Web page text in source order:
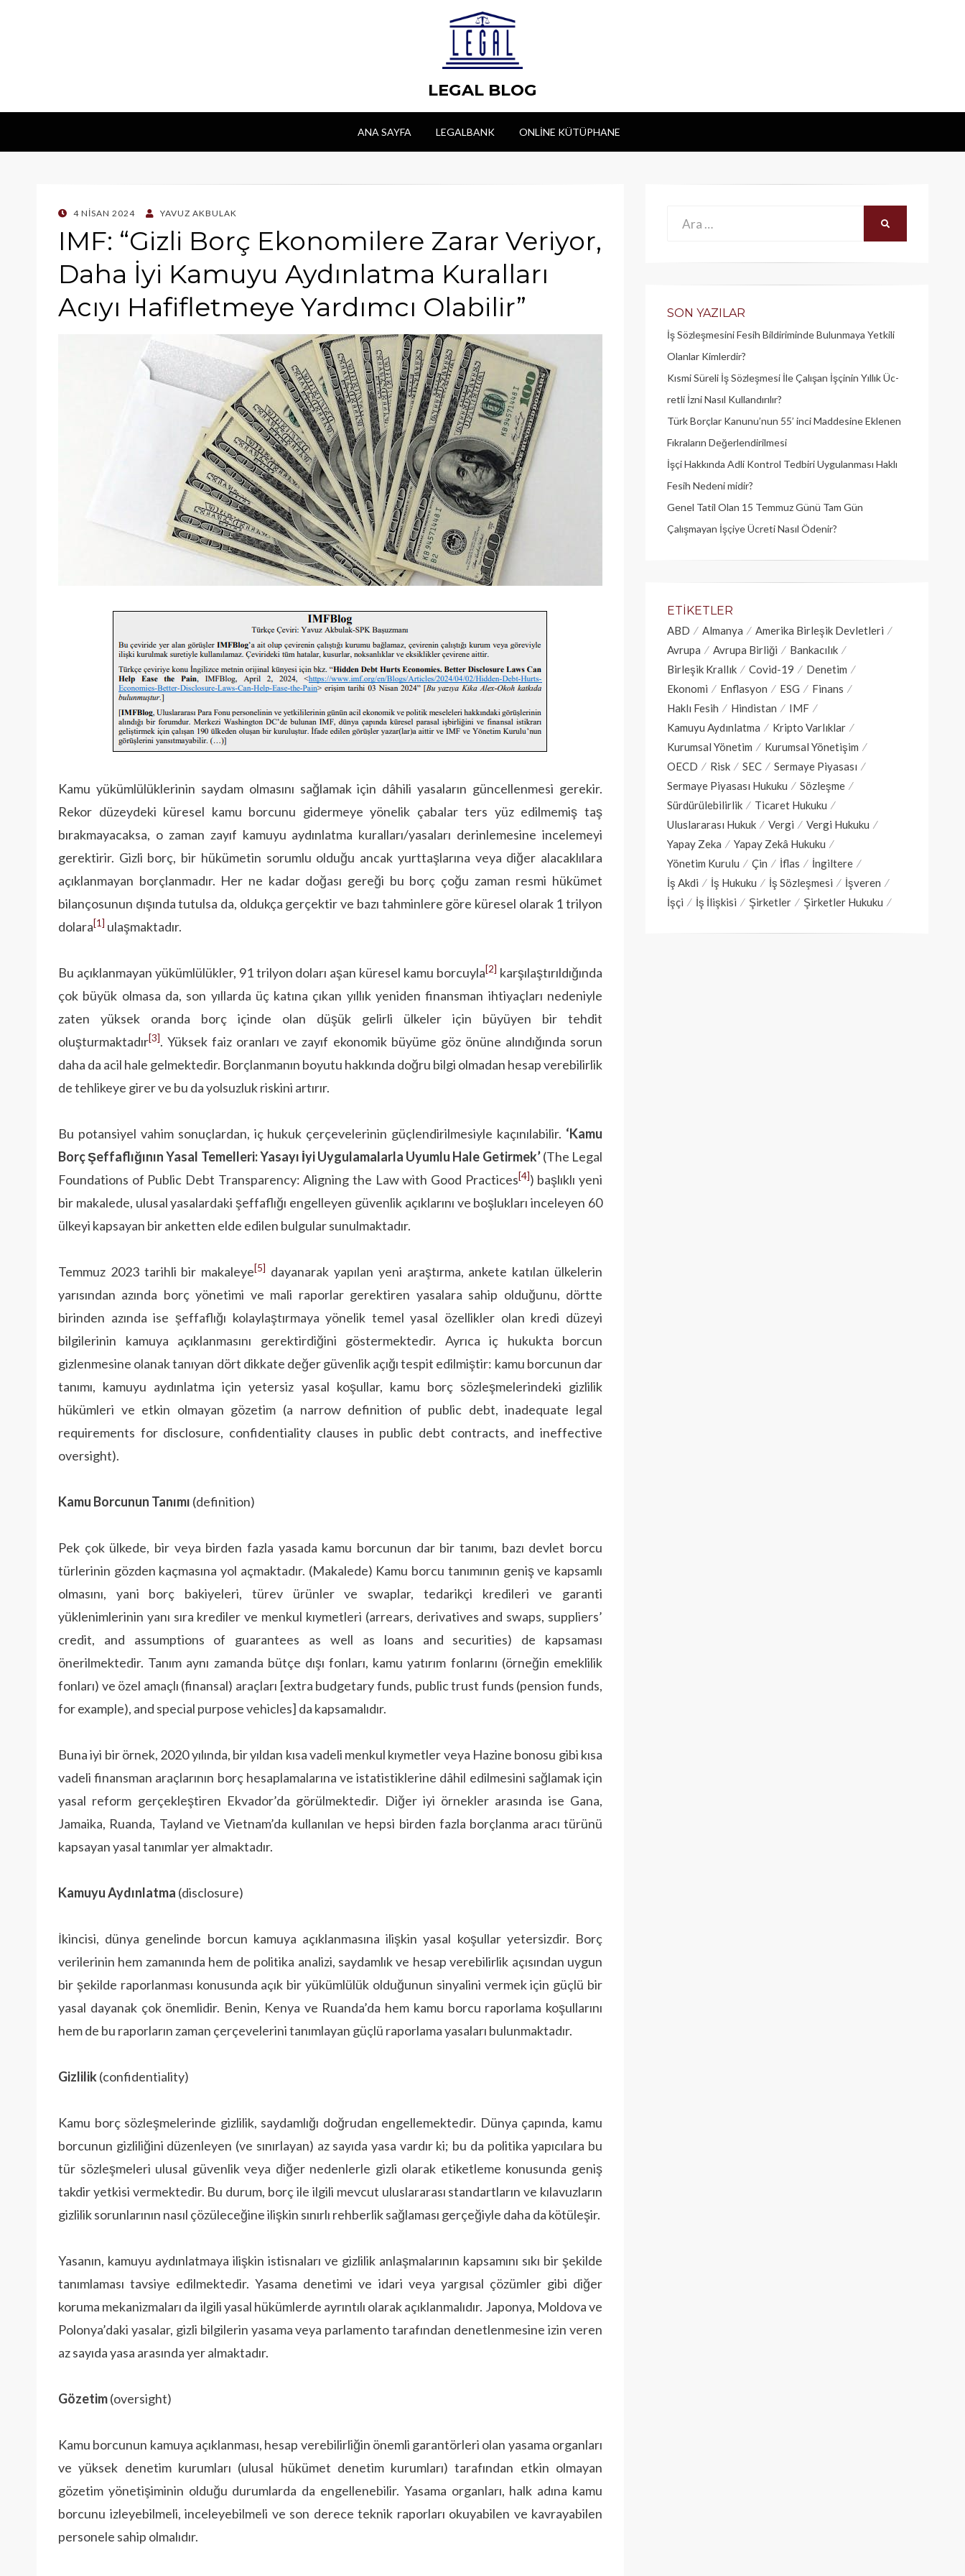
LEGAL BLOG
ANA SAYFA LEGALBANK ONLINE KÜTÜPHANE
POSTED
4 NISAN 2024 YAVUZ AKBULAK
IMF: “Gizli Borç Ekonomilere Zarar Veriyor,
Daha İyi Kamuyu Aydınlatma Kuralları
Acıyı Hafifletmeye Yardımcı Olabilir”
Kamu yükümlülüklerinin saydam olmasını sağlamak için dâhili yasaların güncellenmesi gerekir.
Rekor düzeydeki küresel kamu borcunu gidermeye yönelik çabalar ters yüz edilmemiş taş
bırakmayacaksa, o zaman zayıf kamuyu aydınlatma kuralları/yasaları derinlemesine incelemeyi
gerektirir. Gizli borç, bir hükümetin sorumlu olduğu ancak yurttaşlarına veya diğer alacaklılara
açıklanmayan borçlanmadır. Her ne kadar doğası gereği bu borç çoğu zaman resmi hükümet
bilançosunun dışında tutulsa da, oldukça gerçektir ve bazı tahminlere göre küresel olarak 1 trilyon
dolara[1] ulaşmaktadır.
Bu açıklanmayan yükümlülükler, 91 trilyon doları aşan küresel kamu borcuyla[2] karşılaştırıldığında
çok büyük olmasa da, son yıllarda üç katına çıkan yıllık yeniden finansman ihtiyaçları nedeniyle
zaten yüksek oranda borç içinde olan düşük gelirli ülkeler için büyüyen bir tehdit
oluşturmaktadır[3]. Yüksek faiz oranları ve zayıf ekonomik büyüme göz önüne alındığında sorun
daha da acil hale gelmektedir. Borçlanmanın boyutu hakkında doğru bilgi olmadan hesap verebilirlik
de tehlikeye girer ve bu da yolsuzluk riskini artırır.
Bu potansiyel vahim sonuçlardan, iç hukuk çerçevelerinin güçlendirilmesiyle kaçınılabilir. ‘Kamu
Borç Şeffaflığının Yasal Temelleri: Yasayı İyi Uygulamalarla Uyumlu Hale Getirmek’(The Legal
Foundations of Public Debt Transparency: Aligning the Law with Good Practices[4]) başlıklı yeni
bir makalede, ulusal yasalardaki şeffaflığı engelleyen güvenlik açıklarını ve boşlukları inceleyen 60
ülkeyi kapsayan bir anketten elde edilen bulgular sunulmaktadır.
Temmuz 2023 tarihli bir makaleye[5]
dayanarak yapılan yeni araştırma, ankete katılan ülkelerin
yarısından azında borç yönetimi ve mali raporlar gerektiren yasalara sahip olduğunu, dörtte
birinden azında ise şeffaflığı kolaylaştırmaya yönelik temel yasal özellikler olan kredi düzeyi
bilgilerinin kamuya açıklanmasını gerektirdiğini göstermektedir. Ayrıca iç hukukta borcun
gizlenmesine olanak tanıyan dört dikkate değer güvenlik açığı tespit edilmiştir: kamu borcunun dar
tanımı, kamuyu aydınlatma için yetersiz yasal koşullar, kamu borç sözleşmelerindeki gizlilik
hükümleri ve etkin olmayan gözetim (a narrow definition of public debt, inadequate legal
requirements for disclosure, confidentiality clauses in public debt contracts, and ineffective
oversight).
Kamu Borcunun Tanımı (definition)
Pek çok ülkede, bir veya birden fazla yasada kamu borcunun dar bir tanımı, bazı devlet borcu
türlerinin gözden kaçmasına yol açmaktadır. (Makalede) Kamu borcu tanımının geniş ve kapsamlı
olmasını, yani borç bakiyeleri, türev ürünler ve swaplar, tedarikçi kredileri ve garanti
yüklenimlerinin yanı sıra krediler ve menkul kıymetleri (arrears, derivatives and swaps, suppliers’
credit, and assumptions of guarantees as well as loans and securities) de kapsaması
önerilmektedir. Tanım aynı zamanda bütçe dışı fonları, kamu yatırım fonlarını (örneğin emeklilik
fonları) ve özel amaçlı (finansal) araçları [extra budgetary funds, public trust funds (pension funds,
for example), and special purpose vehicles] da kapsamalıdır.
Buna iyi bir örnek, 2020 yılında, bir yıldan kısa vadeli menkul kıymetler veya Hazine bonosu gibi kısa
vadeli finansman araçlarının borç hesaplamalarına ve istatistiklerine dâhil edilmesini sağlamak için
yasal reform gerçekleştiren Ekvador’da görülmektedir. Diğer iyi örnekler arasında ise Gana,
Jamaika, Ruanda, Tayland ve Vietnam’da kullanılan ve hepsi birden fazla borçlanma aracı türünü
kapsayan yasal tanımlar yer almaktadır.
Kamuyu Aydınlatma (disclosure)
İkincisi, dünya genelinde borcun kamuya açıklanmasına ilişkin yasal koşullar yetersizdir. Borç
verilerinin hem zamanında hem de politika analizi, saydamlık ve hesap verebilirlik açısından uygun
bir şekilde raporlanması konusunda açık bir yükümlülük olduğunun sinyalini vermek için güçlü bir
yasal dayanak çok önemlidir. Benin, Kenya ve Ruanda’da hem kamu borcu raporlama koşullarını
hem de bu raporların zaman çerçevelerini tanımlayan güçlü raporlama yasaları bulunmaktadır.
Gizlilik(confidentiality)
Kamu borç sözleşmelerinde gizlilik, saydamlığı doğrudan engellemektedir. Dünya çapında, kamu
borcunun gizliliğini düzenleyen (ve sınırlayan) az sayıda yasa vardır ki; bu da politika yapıcılara bu
tür sözleşmeleri ulusal güvenlik veya diğer nedenlerle gizli olarak etiketleme konusunda geniş
takdir yetkisi vermektedir. Bu durum, borç ile ilgili mevcut uluslararası standartların ve kılavuzların
gizlilik sorunlarının nasıl çözüleceğine ilişkin sınırlı rehberlik sağlaması gerçeğiyle daha da kötüleşir.
Yasanın, kamuyu aydınlatmaya ilişkin istisnaları ve gizlilik anlaşmalarının kapsamını sıkı bir şekilde
tanımlaması tavsiye edilmektedir. Yasama denetimi ve idari veya yargısal çözümler gibi diğer
koruma mekanizmaları da ilgili yasal hükümlerde ayrıntılı olarak açıklanmalıdır. Japonya, Moldova ve
Polonya’daki yasalar, gizli bilgilerin yasama veya parlamento tarafından denetlenmesine izin veren
az sayıda yasa arasında yer almaktadır.
Gözetim(oversight)
Kamu borcunun kamuya açıklanması, hesap verebilirliğin önemli garantörleri olan yasama organları
ve yüksek denetim kurumları (ulusal hükümet denetim kurumları) tarafından etkin olmayan
gözetim yönetişiminin olduğu durumlarda da engellenebilir. Yasama organları, halk adına kamu
borcunu izleyebilmeli, inceleyebilmeli ve son derece teknik raporları okuyabilen ve kavrayabilen
personele sahip olmalıdır.
Ara:
SON YAZILAR
İş Sözleşmesini Fesih Bildiriminde Bulunmaya Yetkili
Olanlar Kimlerdir?
Kısmi Süreli İş Sözleşmesi İle Çalışan İşçinin Yıllık Üc­
retli İzni Nasıl Kullandırılır?
Türk Borçlar Kanunu’nun 55’ inci Maddesine Eklenen
Fıkraların Değerlendirilmesi
İşçi Hakkında Adli Kontrol Tedbiri Uygulanması Haklı
Fesih Nedeni midir?
Genel Tatil Olan 15 Temmuz Günü Tam Gün
Çalışmayan İşçiye Ücreti Nasıl Ödenir?
ETIKETLER
ABD Almanya
Amerika Birleşik Devletleri
Avrupa
Avrupa Birliği
Bankacılık
Birleşik Krallık
Covid-19
Denetim
Ekonomi
Enflasyon ESG
Finans
Haklı Fesih
Hindistan
IMF
Kamuyu Aydınlatma
Kripto Varlıklar
Kurumsal Yönetim
Kurumsal Yönetişim
OECD
Risk SEC
Sermaye Piyasası
Sermaye Piyasası Hukuku
Sözleşme
Sürdürülebilirlik
Ticaret Hukuku
Uluslararası Hukuk
Vergi
Vergi Hukuku
Yapay Zeka
Yapay Zekâ Hukuku
Yönetim Kurulu
Çin İflas
İngiltere
İş Akdi
İş Hukuku İş Sözleşmesi
İşveren
İşçi
İş İlişkisi Şirketler Şirketler Hukuku